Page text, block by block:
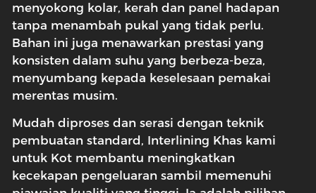
menyokong kolar, kerah dan panel hadapan
tanpa menambah pukal yang tidak perlu.
Bahan ini juga menawarkan prestasi yang
konsisten dalam suhu yang berbeza-beza,
menyumbang kepada keselesaan pemakai
merentas musim.
Mudah diproses dan serasi dengan teknik
pembuatan standard, Interlining Khas kami
untuk Kot membantu meningkatkan
kecekapan pengeluaran sambil memenuhi